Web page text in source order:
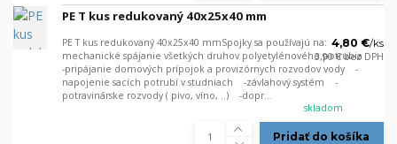
PE T kus redukovaný 40x25x40 mm
PE T kus redukovaný 40x25x40 mmSpojky sa používajú na: -
mechanické spájanie všetkých druhov polyetylénového potrubia
-pripájanie domových prípojok a provizórnych rozvodov vody -
napojenie sacích potrubí v studniach -závlahový systém -
potravinárske rozvody ( pivo, víno, ..) -dopr...
4,80 €/ks
3,90 €bez DPH
skladom
Pridať do košíka